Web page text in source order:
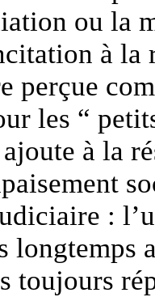
ou la
à
perçue
les “
à la
:
longtemps
toujours